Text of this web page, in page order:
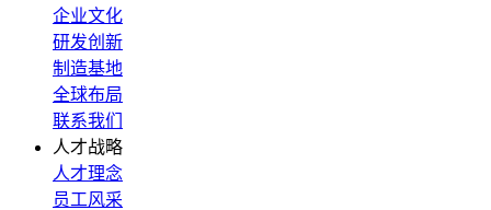
企业文化
研发创新
制造基地
全球布局
联系我们
人才战略
人才理念
员工风采